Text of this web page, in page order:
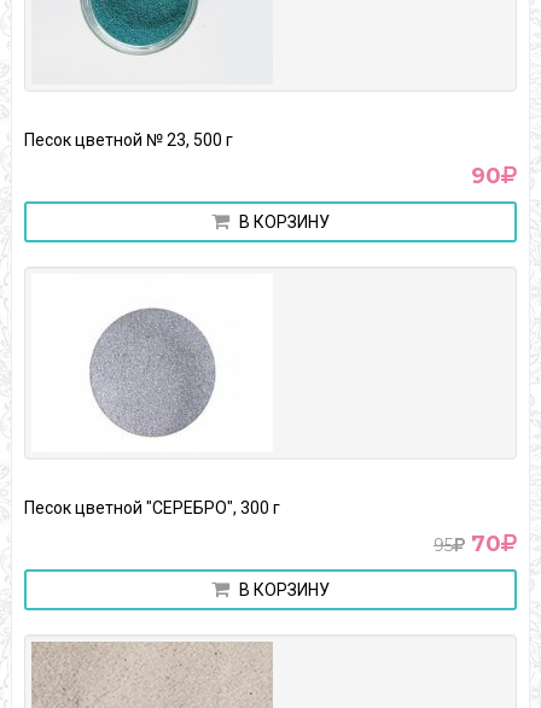
Песок цветной № 23, 500 г
90
В КОРЗИНУ
Песок цветной "СЕРЕБРО", 300 г
95 70
В КОРЗИНУ